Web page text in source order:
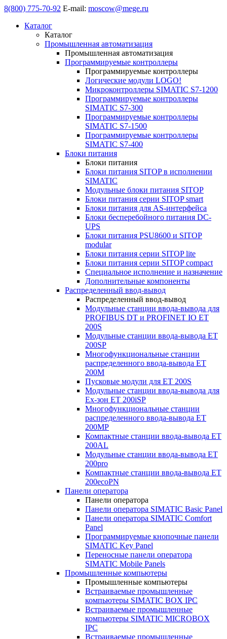
8(800) 775-70-92 E-mail: moscow@mege.ru
Каталог
Каталог
Промышленная автоматизация
Промышленная автоматизация
Программируемые контроллеры
Программируемые контроллеры
Логические модули LOGO!
Микроконтроллеры SIMATIC S7-1200
Программируемые контроллеры
SIMATIC S7-300
Программируемые контроллеры
SIMATIC S7-1500
Программируемые контроллеры
SIMATIC S7-400
Блоки питания
Блоки питания
Блоки питания SITOP в исполнении
SIMATIC
Модульные блоки питания SITOP
Блоки питания серии SITOP smart
Блоки питания для AS-интерфейса
Блоки бесперебойного питания DC-
UPS
Блоки питания PSU8600 и SITOP
modular
Блоки питания серии SITOP lite
Блоки питания серии SITOP compact
Специальное исполнение и назначение
Дополнительные компоненты
Распределенный ввод-вывод
Распределенный ввод-вывод
Модульные станции ввода-вывода для
PROFIBUS DT и PROFINET IO ET
200S
Модульные станции ввода-вывода ET
200SP
Многофункциональные станции
распределенного ввода-вывода ET
200M
Пусковые модули для ET 200S
Модульные станции ввода-вывода для
Ex-зон ET 200iSP
Многофункциональные станции
распределенного ввода-вывода ET
200MP
Компактные станции ввода-вывода ET
200AL
Модульные станции ввода-вывода ET
200pro
Компактные станции ввода-вывода ET
200ecoPN
Панели оператора
Панели оператора
Панели оператора SIMATIC Basic Panel
Панели оператора SIMATIC Comfort
Panel
Программируемые кнопочные панели
SIMATIC Key Panel
Переносные панели оператора
SIMATIC Mobile Panels
Промышленные компьютеры
Промышленные компьютеры
Встраиваемые промышленные
компьютеры SIMATIC BOX IPC
Встраиваемые промышленные
компьютеры SIMATIC MICROBOX
IPC
Встраиваемые промышленные